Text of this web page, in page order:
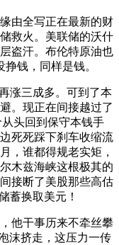
由全写正在最新的财
救火。美联储的沃什
盗汗。布伦特原油也
钱，同样是钱。
涨三成多。可到了本
。现正在间接越过了
从头回到保守本钱手
死死踩下刹车收缩流
，谁都得规老实矩，
木兹海峡这根极其的
接断了美股那些高估
蓄换取美元！
他干事历来不牵丝攀
沫挤走，这压力一传